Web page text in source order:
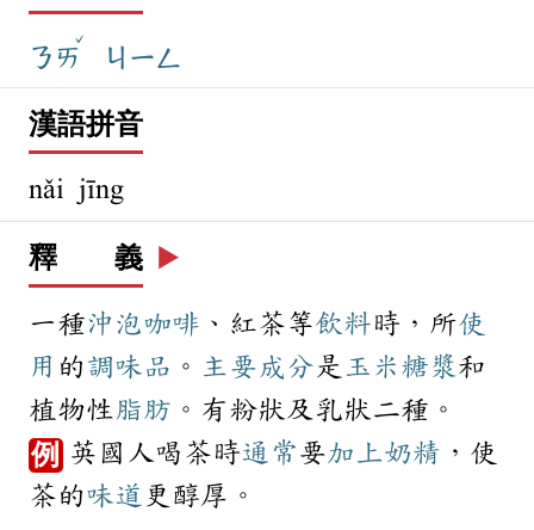
ㄋㄞ
ˇ
ㄐㄧㄥ
漢語拼音
nǎi jīng
釋 義 ▶️
一種沖泡咖啡 、紅茶等飲料時，所使
用 的 調味品 。 主要 成分是 玉米 糖漿和
植物性脂肪 。有粉狀及乳狀二種。
例 英國人喝茶時通常要加上奶精 ，使
茶的味道 更醇厚。